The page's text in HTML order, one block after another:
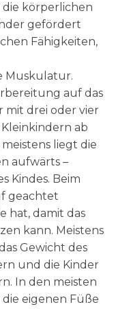
die körperlichen
gefördert
Fähigkeiten,
Muskulatur.
auf das
mit drei oder vier
ab
liegt die
aufwärts –
Kindes. Beim
geachtet
hat, damit das
kann. Meistens
Gewicht des
und die Kinder
In den meisten
eigenen Füße